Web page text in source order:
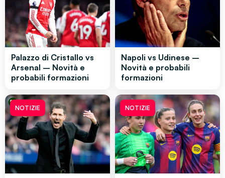
Palazzo di Cristallo vs
Arsenal – Novità e
probabili formazioni
Napoli vs Udinese –
Novità e probabili
formazioni
NOTIZIE NOTIZIE